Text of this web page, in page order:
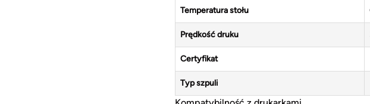
Temperatura stołu
Prędkość druku
Certyfikat
Typ szpuli